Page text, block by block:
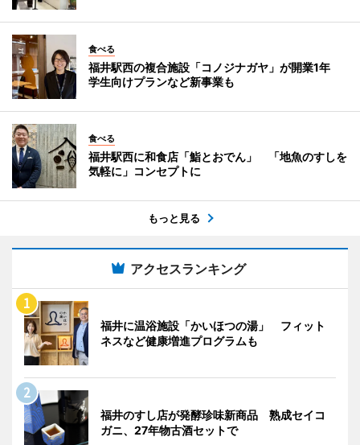
食べる
福井駅西の複合施設「コノジナガヤ」が開業1年
学生向けプランなど新事業も
食べる
福井駅西に和食店「鮨とおでん」 「地魚のすしを
気軽に」コンセプトに
もっと見る
アクセスランキング
福井に温浴施設「かいほつの湯」 フィット
ネスなど健康増進プログラムも
福井のすし店が発酵珍味新商品 熟成セイコ
ガニ、27年物古酒セットで